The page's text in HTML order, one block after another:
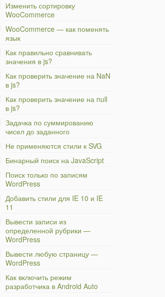
Изменить сортировку
WooCommerce
WooCommerce — как поменять
язык
Как правильно сравнивать
значения в js?
Как проверить значение на NaN
в js?
Как проверить значение на null
в js?
Задачка по суммированию
чисел до заданного
Не применяются стили к SVG
Бинарный поиск на JavaScript
Поиск только по записям
WordPress
Добавить стили для IE 10 и IE
11
Вывести записи из
определенной рубрики —
WordPress
Вывести любую страницу —
WordPress
Как включить режим
разработчика в Android Auto